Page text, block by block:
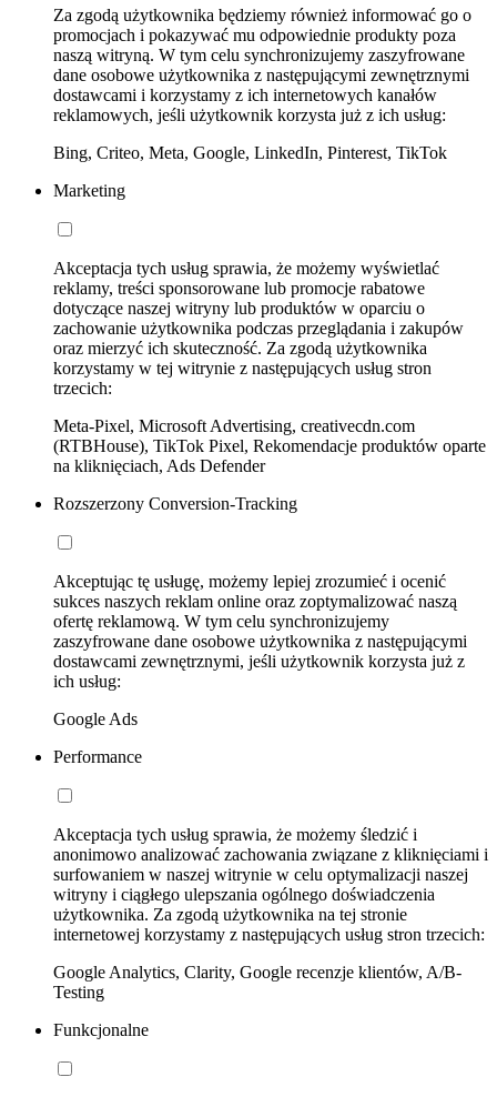
Za zgodą użytkownika będziemy również informować go o
promocjach i pokazywać mu odpowiednie produkty poza
naszą witryną. W tym celu synchronizujemy zaszyfrowane
dane osobowe użytkownika z następującymi zewnętrznymi
dostawcami i korzystamy z ich internetowych kanałów
reklamowych, jeśli użytkownik korzysta już z ich usług:
Bing, Criteo, Meta, Google, LinkedIn, Pinterest, TikTok
Marketing
Akceptacja tych usług sprawia, że możemy wyświetlać
reklamy, treści sponsorowane lub promocje rabatowe
dotyczące naszej witryny lub produktów w oparciu o
zachowanie użytkownika podczas przeglądania i zakupów
oraz mierzyć ich skuteczność. Za zgodą użytkownika
korzystamy w tej witrynie z następujących usług stron
trzecich:
Meta-Pixel, Microsoft Advertising, creativecdn.com
(RTBHouse), TikTok Pixel, Rekomendacje produktów oparte
na kliknięciach, Ads Defender
Rozszerzony Conversion-Tracking
Akceptując tę usługę, możemy lepiej zrozumieć i ocenić
sukces naszych reklam online oraz zoptymalizować naszą
ofertę reklamową. W tym celu synchronizujemy
zaszyfrowane dane osobowe użytkownika z następującymi
dostawcami zewnętrznymi, jeśli użytkownik korzysta już z
ich usług:
Google Ads
Performance
Akceptacja tych usług sprawia, że możemy śledzić i
anonimowo analizować zachowania związane z kliknięciami i
surfowaniem w naszej witrynie w celu optymalizacji naszej
witryny i ciągłego ulepszania ogólnego doświadczenia
użytkownika. Za zgodą użytkownika na tej stronie
internetowej korzystamy z następujących usług stron trzecich:
Google Analytics, Clarity, Google recenzje klientów, A/B-
Testing
Funkcjonalne